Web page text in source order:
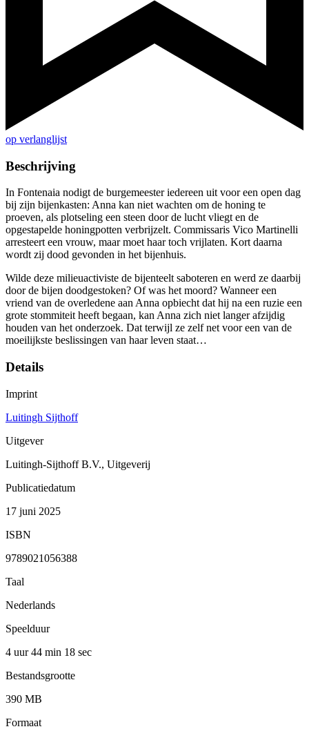
op verlanglijst
Beschrijving
In Fontenaia nodigt de burgemeester iedereen uit voor een open dag
bij zijn bijenkasten: Anna kan niet wachten om de honing te
proeven, als plotseling een steen door de lucht vliegt en de
opgestapelde honingpotten verbrijzelt. Commissaris Vico Martinelli
arresteert een vrouw, maar moet haar toch vrijlaten. Kort daarna
wordt zij dood gevonden in het bijenhuis.
Wilde deze milieuactiviste de bijenteelt saboteren en werd ze daarbij
door de bijen doodgestoken? Of was het moord? Wanneer een
vriend van de overledene aan Anna opbiecht dat hij na een ruzie een
grote stommiteit heeft begaan, kan Anna zich niet langer afzijdig
houden van het onderzoek. Dat terwijl ze zelf net voor een van de
moeilijkste beslissingen van haar leven staat…
Details
Imprint
Luitingh Sijthoff
Uitgever
Luitingh-Sijthoff B.V., Uitgeverij
Publicatiedatum
17 juni 2025
ISBN
9789021056388
Taal
Nederlands
Speelduur
4 uur 44 min 18 sec
Bestandsgrootte
390 MB
Formaat